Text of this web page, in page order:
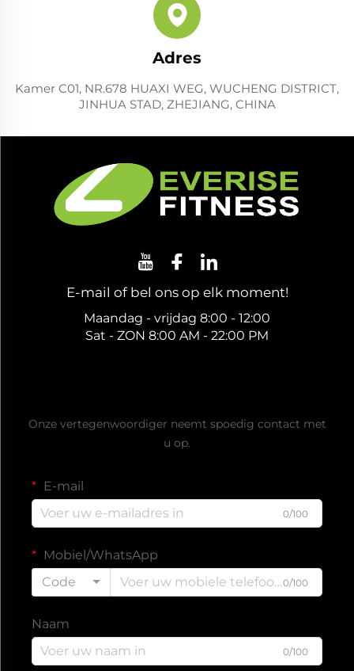
Adres
Kamer C01, NR.678 HUAXI WEG, WUCHENG DISTRICT,
JINHUA STAD, ZHEJIANG, CHINA
E-mail of bel ons op elk moment!
Maandag - vrijdag 8:00 - 12:00
Sat - ZON 8:00 AM - 22:00 PM
Onze vertegenwoordiger neemt spoedig contact met
u op.
E-mail
0/100
Mobiel/WhatsApp
Code
0/100
Naam
0/100